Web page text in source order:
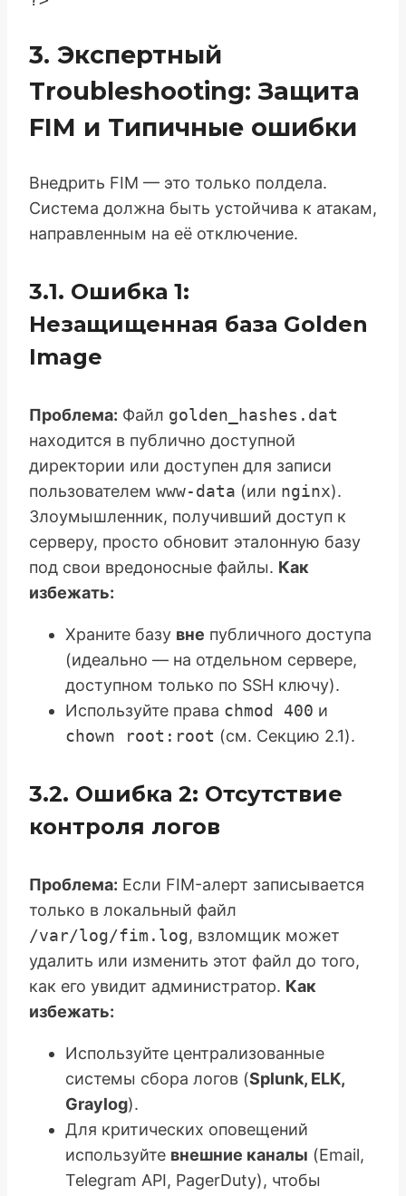
3. Экспертный
Troubleshooting: Защита
FIM и Типичные ошибки
Внедрить FIM — это только полдела.
Система должна быть устойчива к атакам,
направленным на её отключение.
3.1. Ошибка 1:
Незащищенная база Golden
Image
Проблема: Файл golden_hashes.dat
находится в публично доступной
директории или доступен для записи
пользователем www-data (или nginx).
Злоумышленник, получивший доступ к
серверу, просто обновит эталонную базу
под свои вредоносные файлы. Как
избежать:
Храните базу вне публичного доступа
(идеально — на отдельном сервере,
доступном только по SSH ключу).
Используйте права chmod 400 и
chown root:root (см. Секцию 2.1).
3.2. Ошибка 2: Отсутствие
контроля логов
Проблема: Если FIM-алерт записывается
только в локальный файл
/var/log/fim.log, взломщик может
удалить или изменить этот файл до того,
как его увидит администратор. Как
избежать:
Используйте централизованные
системы сбора логов (Splunk, ELK,
Graylog).
Для критических оповещений
используйте внешние каналы (Email,
Telegram API, PagerDuty), чтобы